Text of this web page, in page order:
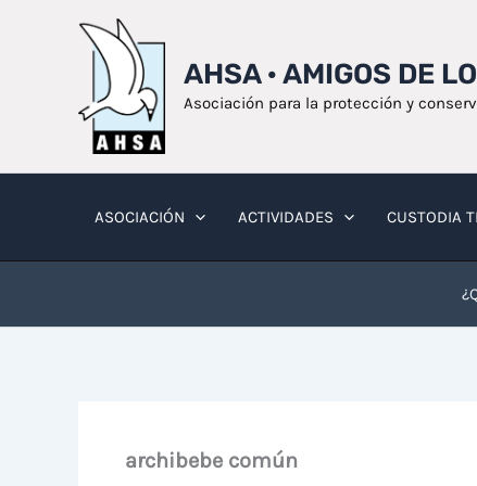
AHSA · AMIGOS DE
Asociación para la protección y
ASOCIACIÓN ACTIVIDADES CUSTODIA
archibebe común